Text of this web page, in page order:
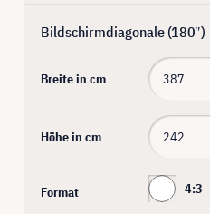
Bildschirmdiagonale (180″)
Breite in cm
Höhe in cm
Format 4:3